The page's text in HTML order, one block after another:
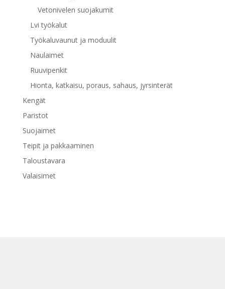
Vetonivelen suojakumit
Lvi työkalut
Työkaluvaunut ja moduulit
Naulaimet
Ruuvipenkit
Hionta, katkaisu, poraus, sahaus, jyrsinterät
Kengät
Paristot
Suojaimet
Teipit ja pakkaaminen
Taloustavara
Valaisimet